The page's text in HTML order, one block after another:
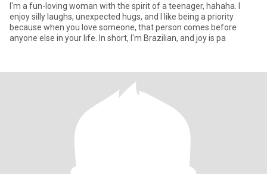
I'm a fun-loving woman with the spirit of a teenager, hahaha. I
enjoy silly laughs, unexpected hugs, and I like being a priority
because when you love someone, that person comes before
anyone else in your life. In short, I'm Brazilian, and joy is pa